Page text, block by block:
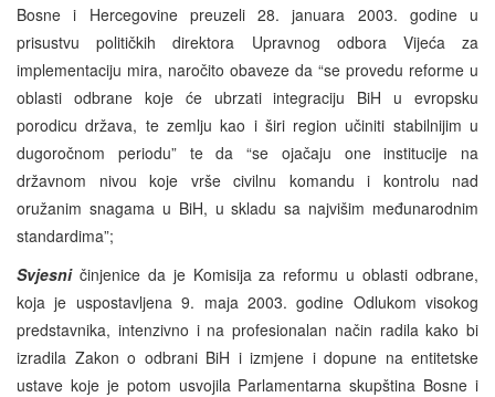
Bosne i Hercegovine preuzeli 28. januara 2003. godine u
prisustvu političkih direktora Upravnog odbora Vijeća za
implementaciju mira, naročito obaveze da “se provedu reforme u
oblasti odbrane koje će ubrzati integraciju BiH u evropsku
porodicu država, te zemlju kao i širi region učiniti stabilnijim u
dugoročnom periodu” te da “se ojačaju one institucije na
državnom nivou koje vrše civilnu komandu i kontrolu nad
oružanim snagama u BiH, u skladu sa najvišim međunarodnim
standardima”;
Svjesničinjenice da je Komisija za reformu u oblasti odbrane,
koja je uspostavljena 9. maja 2003. godine Odlukom visokog
predstavnika, intenzivno i na profesionalan način radila kako bi
izradila Zakon o odbrani BiH i izmjene i dopune na entitetske
ustave koje je potom usvojila Parlamentarna skupština Bosne i